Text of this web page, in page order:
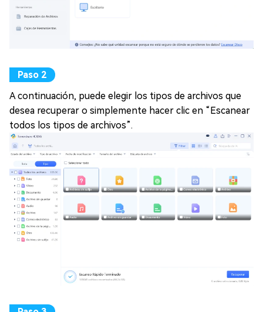
A continuación, puede elegir los tipos de archivos que
desea recuperar o simplemente hacer clic en “Escanear
todos los tipos de archivos”.